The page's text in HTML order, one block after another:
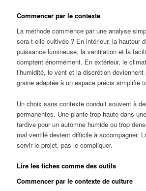
Commencer par le contexte
La méthode commence par une analyse
sera-t-elle cultivée ? En intérieur, la hauteur
puissance lumineuse, la ventilation et la
comptent énormément. En extérieur, le
l’humidité, le vent et la discrétion
graine adaptée à un espace précis simplifie
Un choix sans contexte conduit souvent à
permanentes. Une plante trop haute dans
tardive pour un automne humide ou trop
mal ventilé devient difficile à accompagner.
servir le projet, pas le compliquer.
Lire les fiches comme des outils
Commencer par le contexte de culture